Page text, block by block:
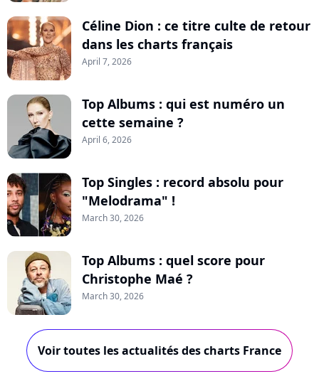
Céline Dion : ce titre culte de retour
dans les charts français
April 7, 2026
Top Albums : qui est numéro un
cette semaine ?
April 6, 2026
Top Singles : record absolu pour
"Melodrama" !
March 30, 2026
Top Albums : quel score pour
Christophe Maé ?
March 30, 2026
Voir toutes les actualités des charts France